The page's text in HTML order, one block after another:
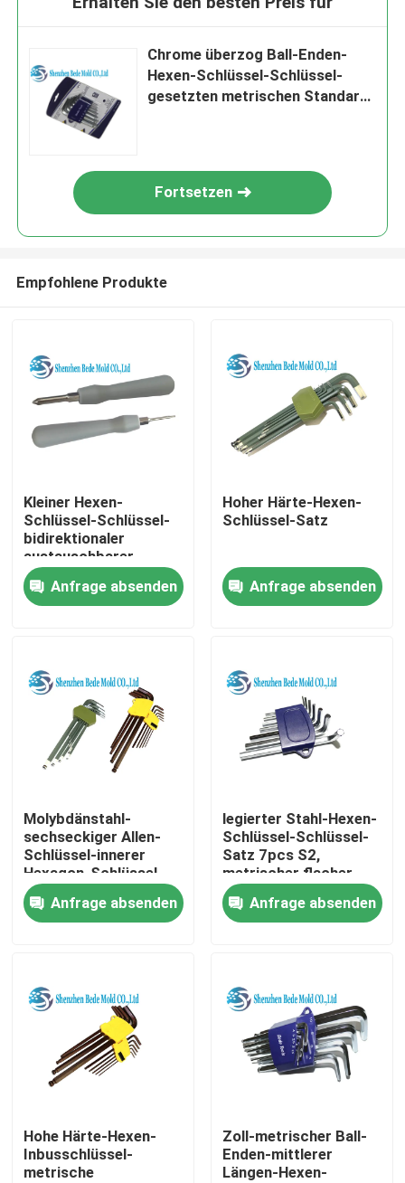
Über uns
Kontakte
Produkte
Präzisions-Form-Komponenten
Führersäule
Ejektor-Stifte
Sprue-Buchse
Chrome überzog Ball-Enden-
Hexen-Schlüssel-Schlüssel-
gesetzten metrischen Standard
Fortsetzen
Empfohlene Produkte
Kleiner Hexen-
Schlüssel-Schlüssel-
bidirektionaler
austauschbarer
Hauptschraubenzieher
einem doppelten
Zweck dienend
Anfrage absenden
Hoher Härte-Hexen-
Schlüssel-Satz
Anfrage absenden
Molybdänstahl-
sechseckiger Allen-
Schlüssel-innerer
Hexagon-Schlüssel
des Chrom-S2
Anfrage absenden
legierter Stahl-Hexen-
Schlüssel-Schlüssel-
Satz 7pcs S2,
metrischer flacher
Enden-Hexen-
Vierkantspannschlüssel
Anfrage absenden
Hohe Härte-Hexen-
Inbusschlüssel-
metrische
Zoll-metrischer Ball-
Enden-mittlerer
Längen-Hexen-